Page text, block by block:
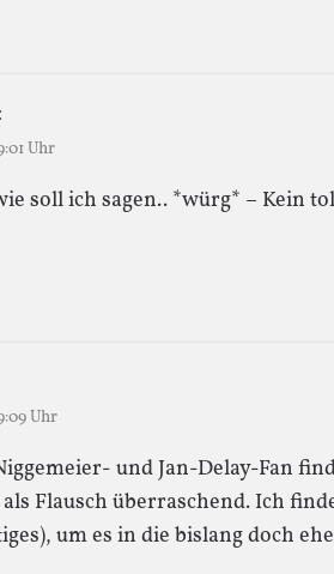
Uhr
soll ich sagen.. *würg* – Kein
Uhr
und Jan-Delay-Fan
Flausch überraschend. Ich
um es in die bislang doch